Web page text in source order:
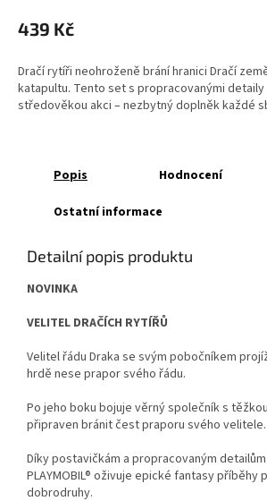
439 Kč
Dračí rytíři neohroženě brání hranici Dračí
katapultu. Tento set s propracovanými
středověkou akci – nezbytný doplněk každé
Popis Hodnocení
Ostatní informace
Detailní popis produktu
NOVINKA
VELITEL DRAČÍCH RYTÍŘŮ
Velitel řádu Draka se svým pobočníkem
hrdě nese prapor svého řádu.
Po jeho boku bojuje věrný společník s
připraven bránit čest praporu svého velitele.
Díky postavičkám a propracovaným
PLAYMOBIL® oživuje epické fantasy příběhy
dobrodruhy.